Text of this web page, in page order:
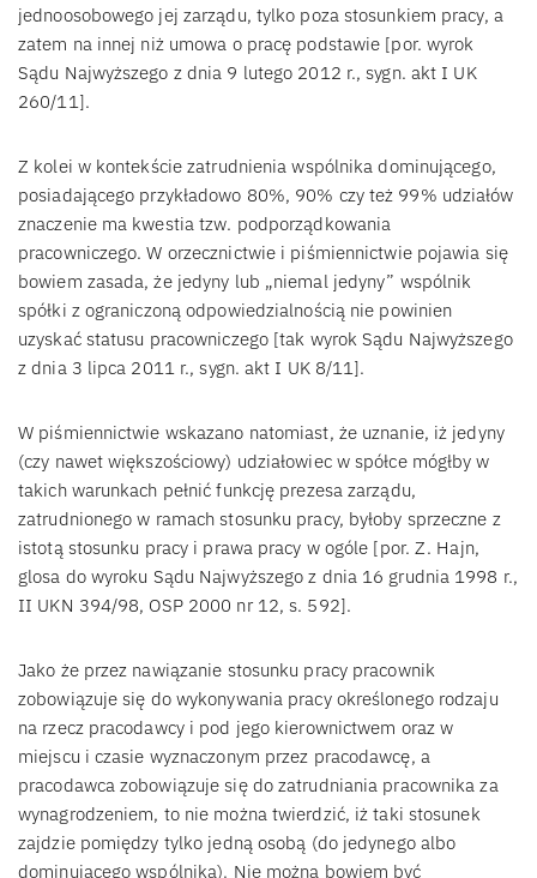
jednoosobowego jej zarządu, tylko poza stosunkiem pracy, a
zatem na innej niż umowa o pracę podstawie [por. wyrok
Sądu Najwyższego z dnia 9 lutego 2012 r., sygn. akt I UK
260/11].
Z kolei w kontekście zatrudnienia wspólnika dominującego,
posiadającego przykładowo 80%, 90% czy też 99% udziałów
znaczenie ma kwestia tzw. podporządkowania
pracowniczego. W orzecznictwie i piśmiennictwie pojawia się
bowiem zasada, że jedyny lub „niemal jedyny” wspólnik
spółki z ograniczoną odpowiedzialnością nie powinien
uzyskać statusu pracowniczego [tak wyrok Sądu Najwyższego
z dnia 3 lipca 2011 r., sygn. akt I UK 8/11].
W piśmiennictwie wskazano natomiast, że uznanie, iż jedyny
(czy nawet większościowy) udziałowiec w spółce mógłby w
takich warunkach pełnić funkcję prezesa zarządu,
zatrudnionego w ramach stosunku pracy, byłoby sprzeczne z
istotą stosunku pracy i prawa pracy w ogóle [por. Z. Hajn,
glosa do wyroku Sądu Najwyższego z dnia 16 grudnia 1998 r.,
II UKN 394/98, OSP 2000 nr 12, s. 592].
Jako że przez nawiązanie stosunku pracy pracownik
zobowiązuje się do wykonywania pracy określonego rodzaju
na rzecz pracodawcy i pod jego kierownictwem oraz w
miejscu i czasie wyznaczonym przez pracodawcę, a
pracodawca zobowiązuje się do zatrudniania pracownika za
wynagrodzeniem, to nie można twierdzić, iż taki stosunek
zajdzie pomiędzy tylko jedną osobą (do jedynego albo
dominującego wspólnika). Nie można bowiem być